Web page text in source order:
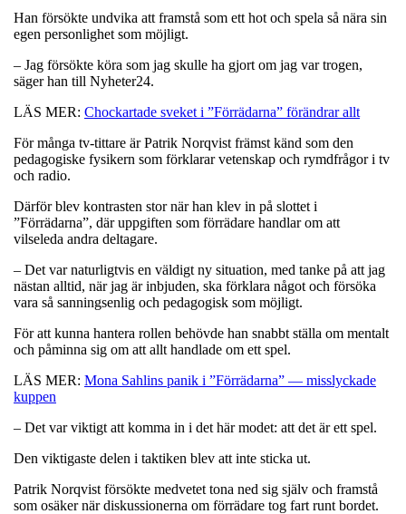
Han försökte undvika att framstå som ett hot och spela så nära sin
egen personlighet som möjligt.
– Jag försökte köra som jag skulle ha gjort om jag var trogen,
säger han till Nyheter24.
LÄS MER: Chockartade sveket i ”Förrädarna” förändrar allt
För många tv-tittare är Patrik Norqvist främst känd som den
pedagogiske fysikern som förklarar vetenskap och rymdfrågor i tv
och radio.
Därför blev kontrasten stor när han klev in på slottet i
”Förrädarna”, där uppgiften som förrädare handlar om att
vilseleda andra deltagare.
– Det var naturligtvis en väldigt ny situation, med tanke på att jag
nästan alltid, när jag är inbjuden, ska förklara något och försöka
vara så sanningsenlig och pedagogisk som möjligt.
För att kunna hantera rollen behövde han snabbt ställa om mentalt
och påminna sig om att allt handlade om ett spel.
LÄS MER: Mona Sahlins panik i ”Förrädarna” — misslyckade
kuppen
– Det var viktigt att komma in i det här modet: att det är ett spel.
Den viktigaste delen i taktiken blev att inte sticka ut.
Patrik Norqvist försökte medvetet tona ned sig själv och framstå
som osäker när diskussionerna om förrädare tog fart runt bordet.